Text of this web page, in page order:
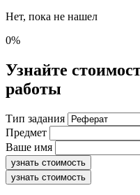
Нет, пока не нашел
0%
Узнайте
работы
Тип задания
Предмет
Ваше имя
узнать стоимость
узнать стоимость